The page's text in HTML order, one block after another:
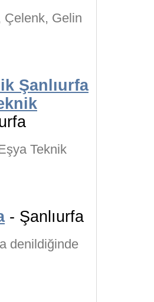
Çelenk, Gelin
Şanlıurfa
Teknik
- Şanlıurfa
denildiğinde